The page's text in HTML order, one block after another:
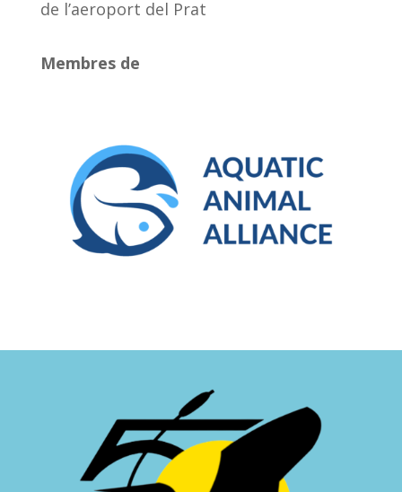
de l’aeroport del Prat
Membres de